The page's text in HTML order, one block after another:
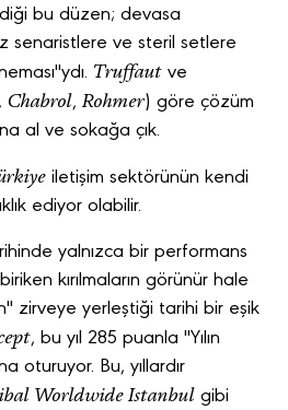
bu düzen; devasa
senaristlere ve steril setlere
Truffaut ve
, Chabrol,Rohmer) göre çözüm
al ve sokağa çık.
iletişim sektörünün kendi
ediyor olabilir.
yalnızca bir performans
kırılmaların görünür hale
zirveye yerleştiği tarihi bir eşik
, bu yıl 285 puanla "Yılın
oturuyor. Bu, yıllardır
Worldwide Istanbul gibi